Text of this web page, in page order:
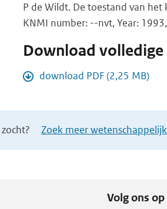
P de Wildt. De toestand van
KNMI number: --nvt, Year:
Download
download PDF (2,25 MB)
Zoek meer
Volg ons